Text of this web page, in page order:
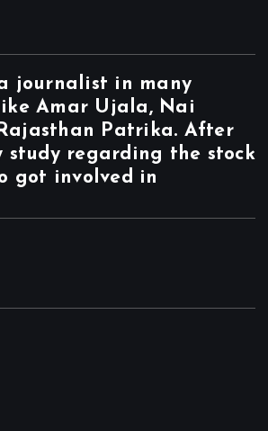
journalist in many
Amar Ujala, Nai
Patrika. After
study regarding the stock
got involved in